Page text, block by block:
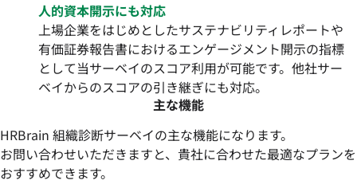
人的資本開示にも対応
上場企業をはじめとしたサステナビリティレポートや
有価証券報告書におけるエンゲージメント開示の指標
として当サーベイのスコア利用が可能です。他社サー
ベイからのスコアの引き継ぎにも対応。
主な機能
HRBrain 組織診断サーベイの主な機能になります。
お問い合わせいただきますと、貴社に合わせた最適なプランを
おすすめできます。